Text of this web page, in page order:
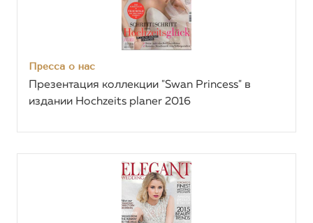
Пресса о нас
Презентация коллекции "Swan Princess" в
издании Hochzeits planer 2016